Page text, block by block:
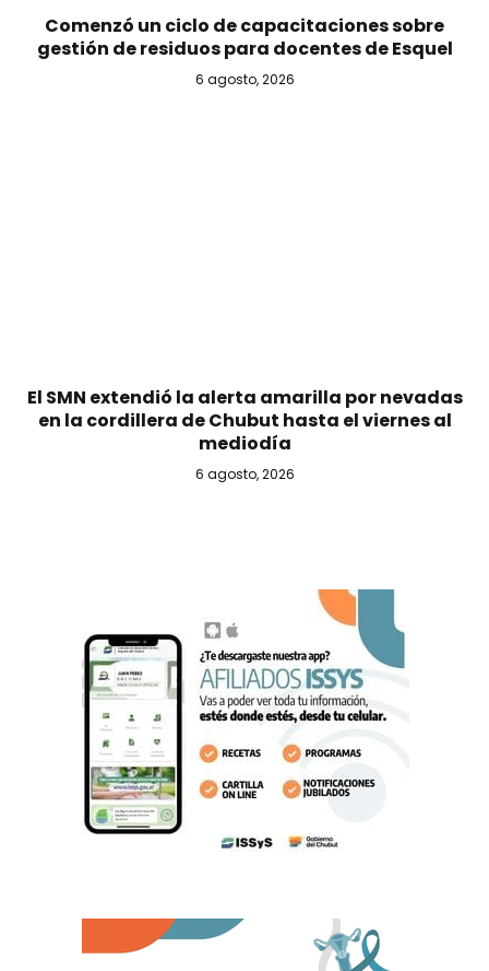
Comenzó un ciclo de capacitaciones sobre
gestión de residuos para docentes de Esquel
6 agosto, 2026
El SMN extendió la alerta amarilla por nevadas
en la cordillera de Chubut hasta el viernes al
mediodía
6 agosto, 2026